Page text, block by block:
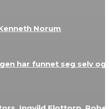
Norum
har funnet seg selv og